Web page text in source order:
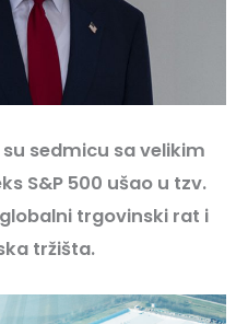
sedmicu sa velikim
S&P 500 ušao u tzv.
trgovinski rat i
tržišta.